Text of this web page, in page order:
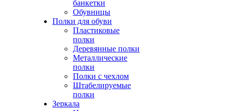
банкетки
Обувницы
Полки для обуви
Пластиковые
полки
Деревянные полки
Металлические
полки
Полки с чехлом
Штабелируемые
полки
Зеркала